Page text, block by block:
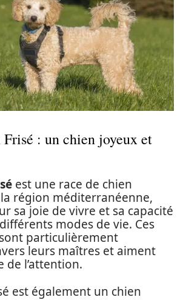
: un chien joyeux et
est une race de chien
région méditerranéenne,
sa joie de vivre et sa capacité
modes de vie. Ces
particulièrement
leurs maîtres et aiment
de l’attention.
est également un chien